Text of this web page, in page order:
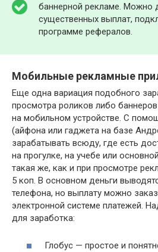
баннерной рекламе. Можно
существенных выплат,
программе рефералов.
Мобильные рекламные
Еще одна вариация подобного
просмотра роликов либо
на мобильном устройстве. С
(айфона или гаджета на базе
зарабатывать всюду, где есть
на прогулке, на учебе или
такая же, как и при просмотре
5 коп. В основном деньги
телефона, но выплату можно
электронной системе платежей.
для заработка:
Глобус — простое и